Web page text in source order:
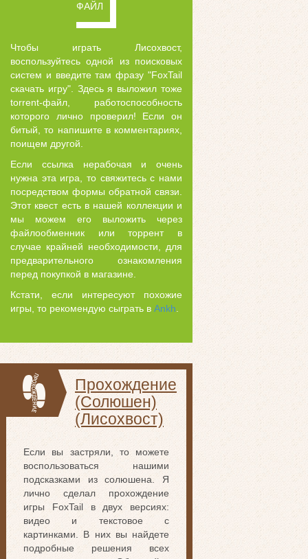
ФАЙЛ
Чтобы играть Лисохвост,
воспользуйтесь одной из поисковых
систем и введите там фразу "FoxTail
скачать игру". Здесь я выложил тоже
torrent-файл, работоспособность
которого лично проверил! Если он
битый, то напишите в комментариях,
поищем другой.
Если ссылка нерабочая и очень
нужна эта игра, то свяжитесь с нами
посредством формы обратной связи.
Этот квест есть в нашей коллекции и
мы можем его выложить через
файлообменник или торрент в
случае крайней необходимости, для
предварительного ознакомления
перед покупкой в магазине.
Кстати, если интересуют похожие
игры, то рекомендую сыграть в Ankh
Прохождение
(Солюшен)
(Лисохвост)
Если вы застряли, то можете
воспользоваться нашими
подсказками из солюшена. Я
лично сделал прохождение
игры FoxTail в двух версиях:
видео и текстовое с
картинками. В них вы найдете
подробные решения всех